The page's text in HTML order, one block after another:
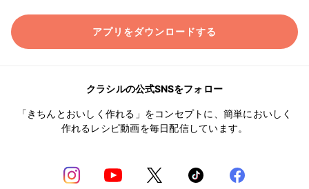
アプリをダウンロードする
クラシルの公式SNSをフォロー
「きちんとおいしく作れる」をコンセプトに、簡単においしく
作れるレシピ動画を毎日配信しています。